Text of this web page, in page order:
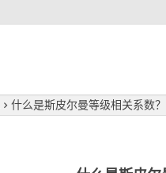
什么是斯皮尔曼等级相关系数？